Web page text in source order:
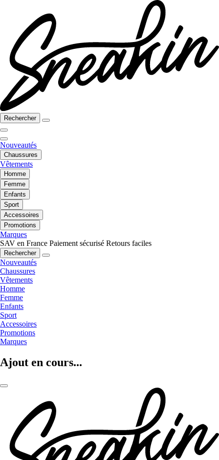
Rechercher
Nouveautés
Chaussures
Vêtements
Homme
Femme
Enfants
Sport
Accessoires
Promotions
Marques
SAV en France Paiement sécurisé Retours faciles
Rechercher
Nouveautés
Chaussures
Vêtements
Homme
Femme
Enfants
Sport
Accessoires
Promotions
Marques
Ajout en cours...